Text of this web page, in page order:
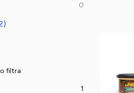
0
filtra
1